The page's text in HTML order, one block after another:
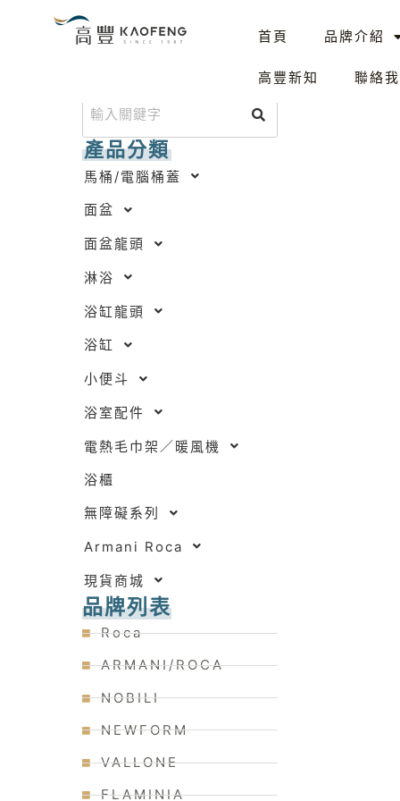
首頁 品牌介紹
高豐新知 聯絡
產品分類
馬桶/電腦桶蓋
面盆
面盆龍頭
淋浴
浴缸龍頭
浴缸
小便斗
浴室配件
電熱毛巾架／暖風機
浴櫃
無障礙系列
Armani Roca
現貨商城
品牌列表
Roca
ARMANI/ROCA
NOBILI
NEWFORM
VALLONE
FLAMINIA